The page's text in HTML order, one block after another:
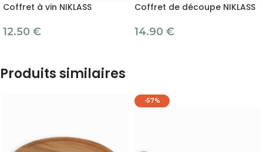
Coffret à vin NIKLASS
12.50 €
Coffret de découpe NIKLASS
14.90 €
Produits similaires
-57%